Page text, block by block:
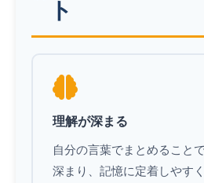
ト
理解が深まる
自分の言葉でまとめること
深まり、記憶に定着しやすく